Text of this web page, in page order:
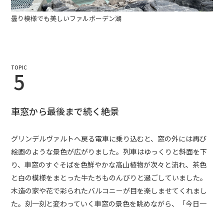
曇り模様でも美しいファルボーデン湖
TOPIC
5
車窓から最後まで続く絶景
グリンデルヴァルトへ戻る電車に乗り込むと、窓の外には再び
絵画のような景色が広がりました。列車はゆっくりと斜面を下
り、車窓のすぐそばを色鮮やかな高山植物が次々と流れ、茶色
と白の模様をまとった牛たちものんびりと過ごしていました。
木造の家や花で彩られたバルコニーが目を楽しませてくれまし
た。刻一刻と変わっていく車窓の景色を眺めながら、「今日一